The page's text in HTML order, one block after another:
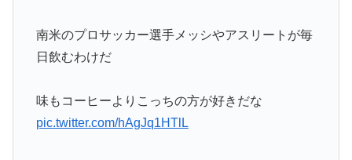
南米のプロサッカー選手メッシやアスリートが毎
日飲むわけだ
味もコーヒーよりこっちの方が好きだな
pic.twitter.com/hAgJq1HTlL